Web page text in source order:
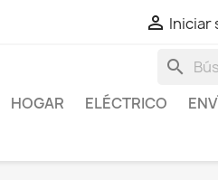
 Iniciar
search
HOGAR ELÉCTRICO